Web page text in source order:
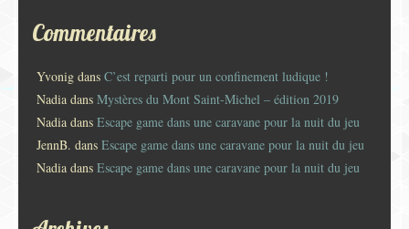
Commentaires
Yvonig dans C’est reparti pour un confinement ludique !
Nadia dans Mystères du Mont Saint-Michel – édition 2019
Nadia dans Escape game dans une caravane pour la nuit du jeu
JennB. dans Escape game dans une caravane pour la nuit du jeu
Nadia dans Escape game dans une caravane pour la nuit du jeu